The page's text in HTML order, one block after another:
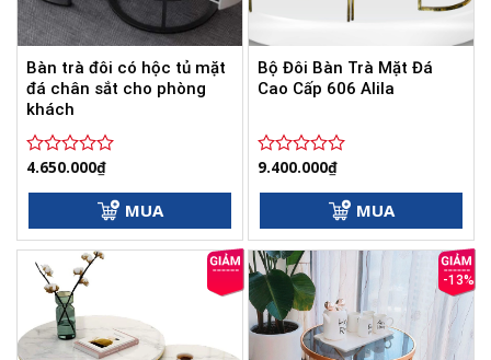
Bàn trà đôi có hộc tủ mặt
đá chân sắt cho phòng
khách
Được
5
sao
4.650.000₫
MUA
Bộ Đôi Bàn Trà Mặt Đá
Cao Cấp 606 Alila
Được
5
sao
9.400.000₫
MUA
-13%